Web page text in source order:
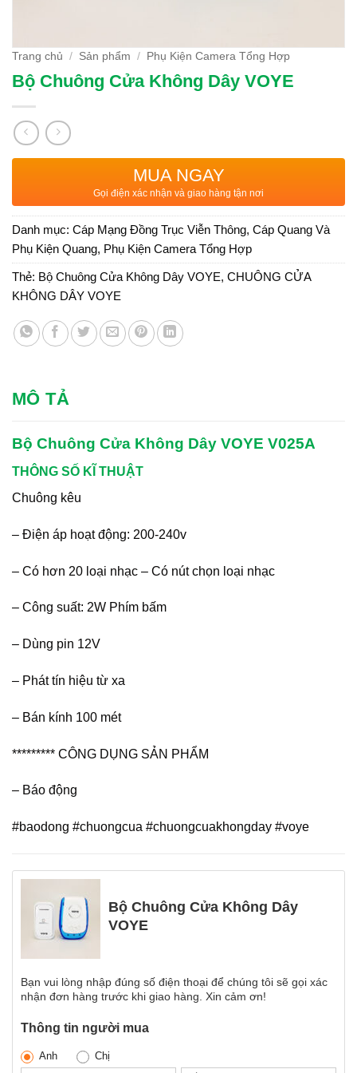
Trang chủ / Sản phẩm / Phụ Kiện Camera Tổng Hợp
Bộ Chuông Cửa Không Dây VOYE
MUA NGAY
Gọi điện xác nhận và giao hàng tận nơi
Danh mục: Cáp Mạng Đồng Trục Viễn Thông, Cáp Quang Và
Phụ Kiện Quang, Phụ Kiện Camera Tổng Hợp
Thẻ: Bộ Chuông Cửa Không Dây VOYE, CHUÔNG CỬA
KHÔNG DÂY VOYE
MÔ TẢ
Bộ Chuông Cửa Không Dây VOYE V025A
THÔNG SỐ KĨ THUẬT
Chuông kêu
– Điện áp hoạt động: 200-240v
– Có hơn 20 loại nhạc – Có nút chọn loại nhạc
– Công suất: 2W Phím bấm
– Dùng pin 12V
– Phát tín hiệu từ xa
– Bán kính 100 mét
********* CÔNG DỤNG SẢN PHẨM
– Báo động
#baodong #chuongcua #chuongcuakhongday #voye
Bộ Chuông Cửa Không Dây
VOYE
Bạn vui lòng nhập đúng số điện thoại để chúng tôi sẽ gọi xác
nhận đơn hàng trước khi giao hàng. Xin cảm ơn!
Thông tin người mua
Anh Chị